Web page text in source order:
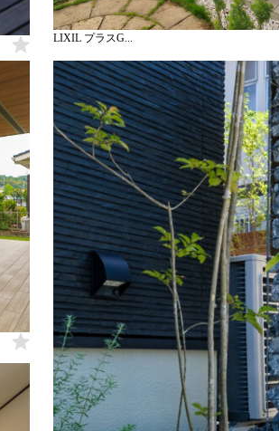
LIXIL プラスG...